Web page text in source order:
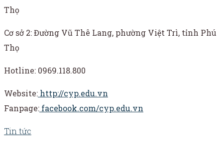
Thọ
Cơ sở 2: Đường Vũ Thê Lang, phường Việt Trì, tỉnh Phú
Thọ
Hotline: 0969.118.800
Website: http://cyp.edu.vn
Fanpage: facebook.com/cyp.edu.vn
Tin tức